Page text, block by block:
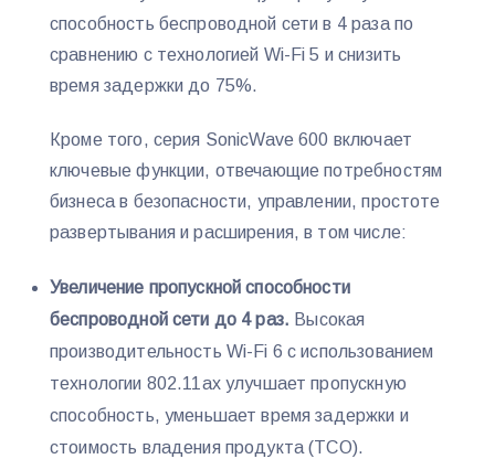
способность беспроводной сети в 4 раза по
сравнению с технологией Wi-Fi 5 и снизить
время задержки до 75%.
Кроме того, серия SonicWave 600 включает
ключевые функции, отвечающие потребностям
бизнеса в безопасности, управлении, простоте
развертывания и расширения, в том числе:
Увеличение пропускной способности
беспроводной сети до 4 раз. Высокая
производительность Wi-Fi 6 с использованием
технологии 802.11ax улучшает пропускную
способность, уменьшает время задержки и
стоимость владения продукта (TCO).